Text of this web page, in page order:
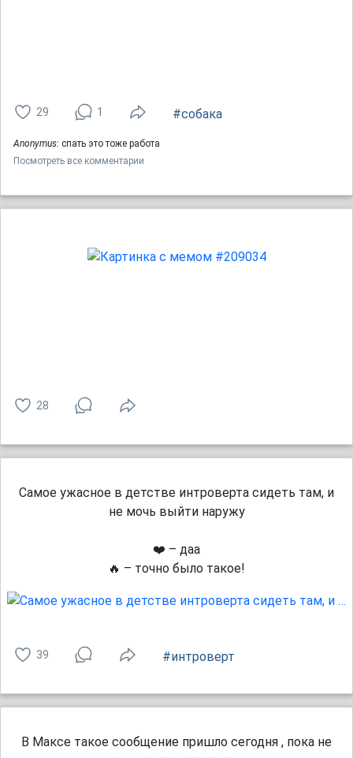
29 1 #собака
Anonymus: спать это тоже работа
Посмотреть все комментарии
28
Самое ужасное в детстве интроверта сидеть там, и
не мочь выйти наружу
❤️ – даа
🔥 – точно было такое!
39 #интроверт
В Максе такое сообщение пришло сегодня , пока не